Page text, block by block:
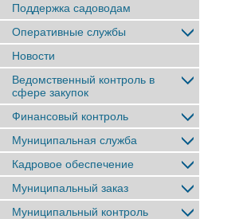
Поддержка садоводам
Оперативные службы
Новости
Ведомственный контроль в
сфере закупок
Финансовый контроль
Муниципальная служба
Кадровое обеспечение
Муниципальный заказ
Муниципальный контроль